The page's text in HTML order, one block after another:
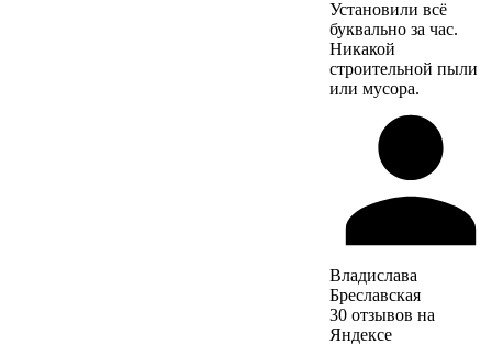
Установили всё
буквально за час.
Никакой
строительной пыли
или мусора.
Владислава
Бреславская
30 отзывов на
Яндексе